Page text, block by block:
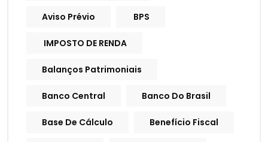
Aviso Prévio BPS
IMPOSTO DE RENDA
Balanços Patrimoniais
Banco Central Banco Do Brasil
Base De Cálculo Benefício Fiscal